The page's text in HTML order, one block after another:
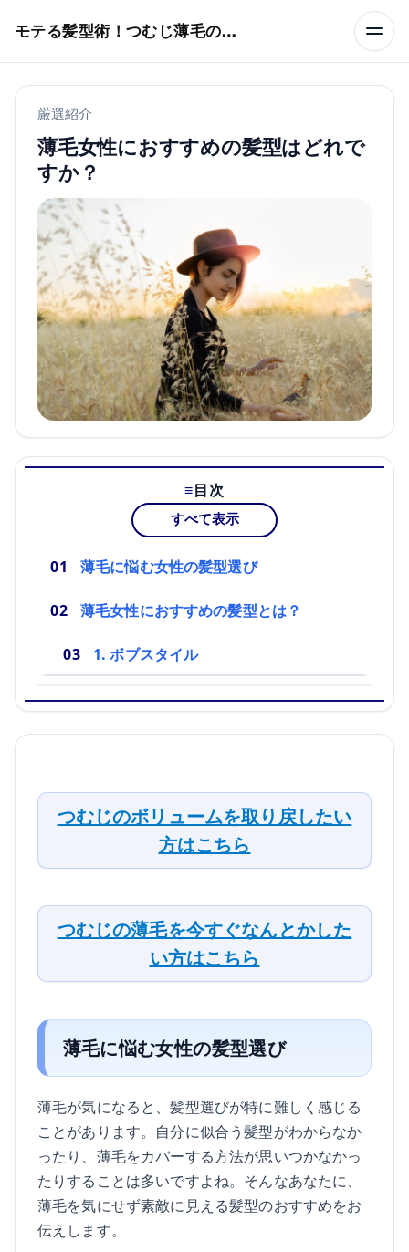
モテる髪型術！つむじ薄毛の隠し方
厳選紹介
薄毛女性におすすめの髪型はどれで
すか？
目次
すべて表示
薄毛に悩む女性の髪型選び
薄毛女性におすすめの髪型とは？
1. ボブスタイル
つむじのボリュームを取り戻したい
方はこちら
つむじの薄毛を今すぐなんとかした
い方はこちら
薄毛に悩む女性の髪型選び
薄毛が気になると、髪型選びが特に難しく感じる
ことがあります。自分に似合う髪型がわからなか
ったり、薄毛をカバーする方法が思いつかなかっ
たりすることは多いですよね。そんなあなたに、
薄毛を気にせず素敵に見える髪型のおすすめをお
伝えします。